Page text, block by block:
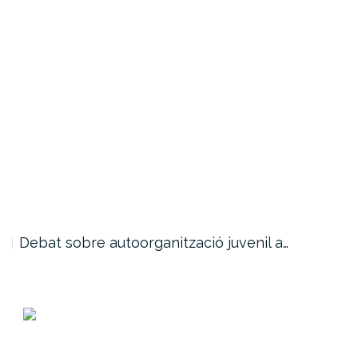
Debat sobre autoorganització juvenil a…